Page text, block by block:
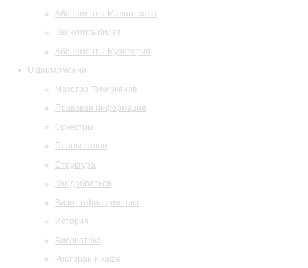
Абонементы Малого зала
Как купить билет
Абонементы Музитория
О филармонии
Маэстро Темирканов
Правовая информация
Оркестры
Планы залов
Структура
Как добраться
Визит в филармонию
История
Библиотека
Ресторан и кафе